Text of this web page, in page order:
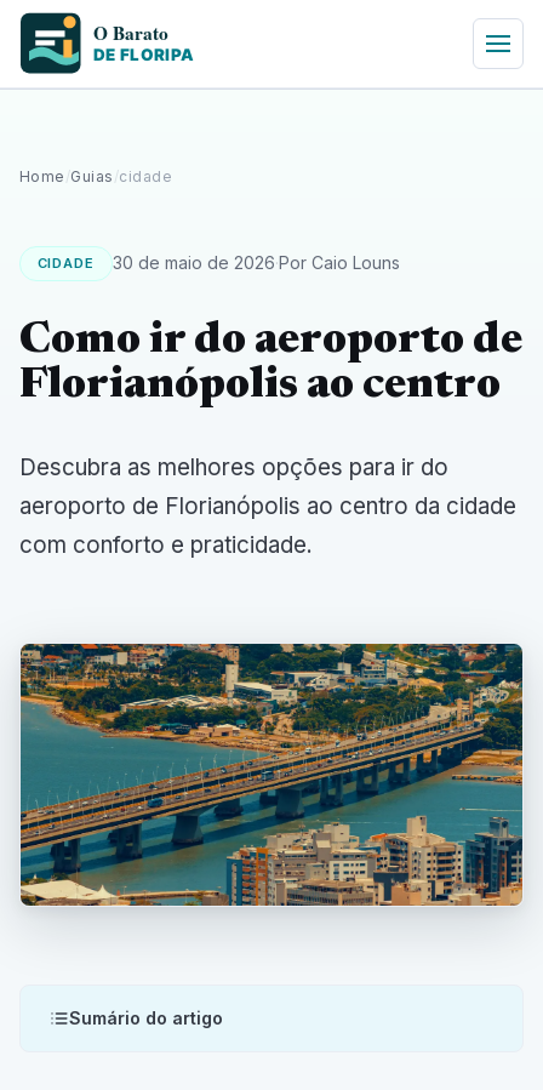
Home /Guias /cidade
CIDADE 30 de maio de 2026·Por Caio Louns
Como ir do aeroporto de
Florianópolis ao centro
Descubra as melhores opções para ir do
aeroporto de Florianópolis ao centro da cidade
com conforto e praticidade.
Sumário do artigo